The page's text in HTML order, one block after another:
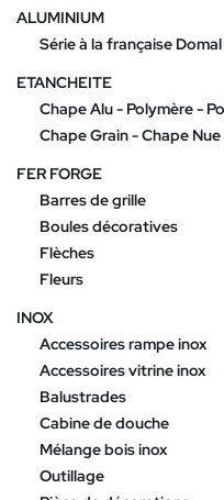
ALUMINIUM
Série à la française
ETANCHEITE
Chape Alu - Polymère -
Chape Grain - Chape Nue
FER FORGE
Barres de grille
Boules décoratives
Flèches
Fleurs
INOX
Accessoires rampe inox
Accessoires vitrine inox
Balustrades
Cabine de douche
Mélange bois inox
Outillage